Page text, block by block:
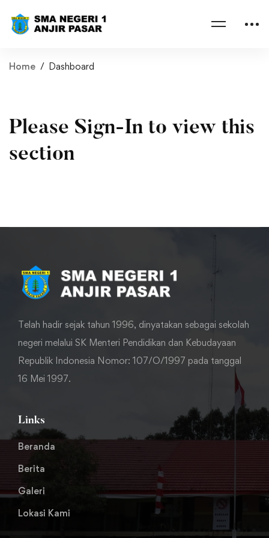
Home Dashboard
Please Sign-In to view this
section
Telah hadir sejak tahun 1996, dinyatakan sebagai sekolah
negeri melalui SK Menteri Pendidikan dan Kebudayaan
Republik Indonesia Nomor: 107/O/1997 pada tanggal
16 Mei 1997.
Links
Beranda
Berita
Galeri
Lokasi Kami